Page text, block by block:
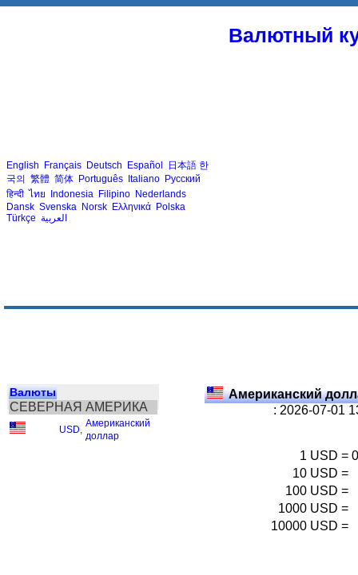
Валютный
English Français Deutsch Español 日本語 한
국의 繁體 简体 Português Italiano Русский
हिन्दी ไทย Indonesia Filipino Nederlands
Dansk Svenska Norsk Ελληνικά Polska
Türkçe العربية
Валюты
СЕВЕРНАЯ АМЕРИКА
USD
Американский
доллар
Американский
: 2026-07-01
1 USD =
10 USD =
100 USD =
1000 USD =
10000 USD =